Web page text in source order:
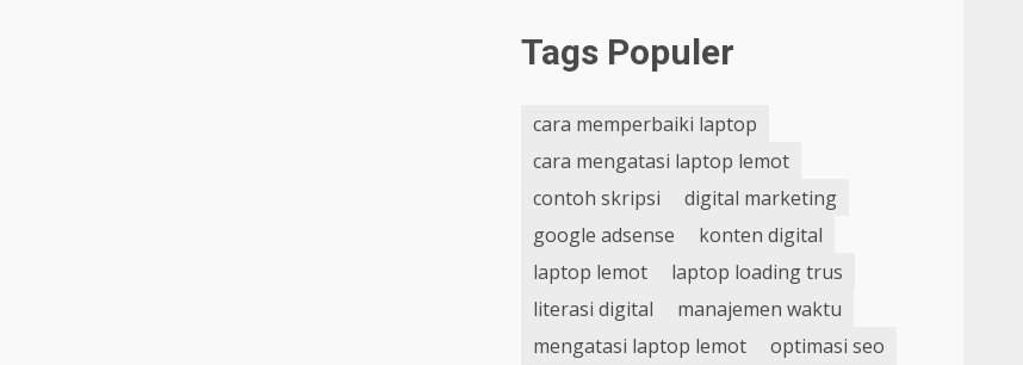
Tags Populer
cara memperbaiki laptop
cara mengatasi laptop lemot
contoh skripsi
digital marketing
google adsense
konten digital
laptop lemot
laptop loading trus
literasi digital
manajemen waktu
mengatasi laptop lemot
optimasi seo